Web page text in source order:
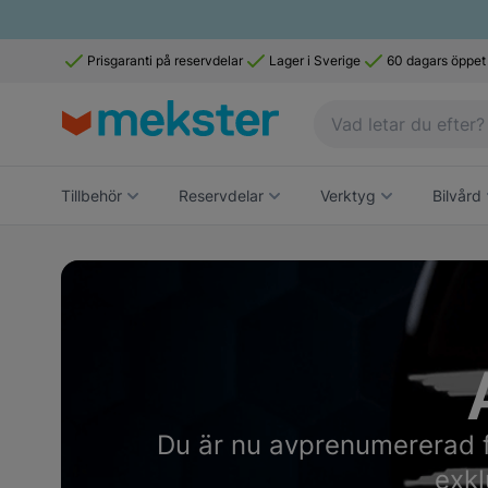
Prisgaranti på reservdelar Lager i Sverige 60 dagars
Tillbehör Reservdelar Verktyg Bilvård
Navigating through the elements of the carousel
Press to skip the slider
Du är nu